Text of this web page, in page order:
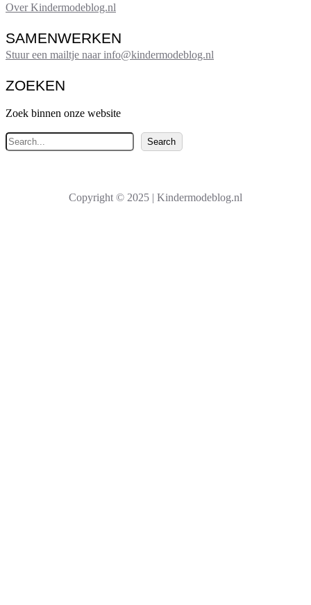
Over Kindermodeblog.nl
SAMENWERKEN
Stuur een mailtje naar info@kindermodeblog.nl
ZOEKEN
Zoek binnen onze website
Z
o
e
Search
Copyright © 2025 | Kindermodeblog.nl